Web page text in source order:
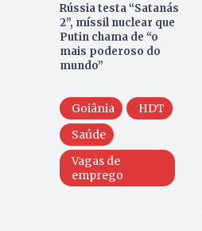
Rússia testa “Satanás
2”, míssil nuclear que
Putin chama de “o
mais poderoso do
mundo”
Goiânia
HDT
Saúde
Vagas de
emprego